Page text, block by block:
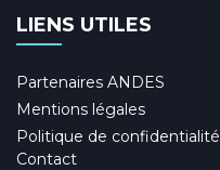
LIENS UTILES
Partenaires ANDES
Mentions légales
Politique de confidentialité
Contact